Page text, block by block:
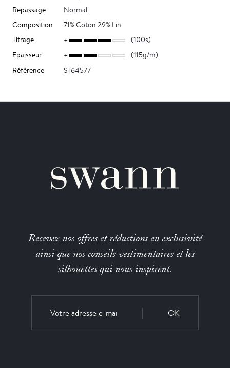
Repassage
Normal
Composition
71% Coton 29% Lin
Titrage
(100s)
Epaisseur
(115g/m)
Référence
ST64577
Recevez nos offres et réductions en exclusivité
ainsi que nos conseils vestimentaires et les
silhouettes qui nous inspirent.
OK